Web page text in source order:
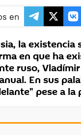
en
la
en que ha
ruso,
En sus
pese a